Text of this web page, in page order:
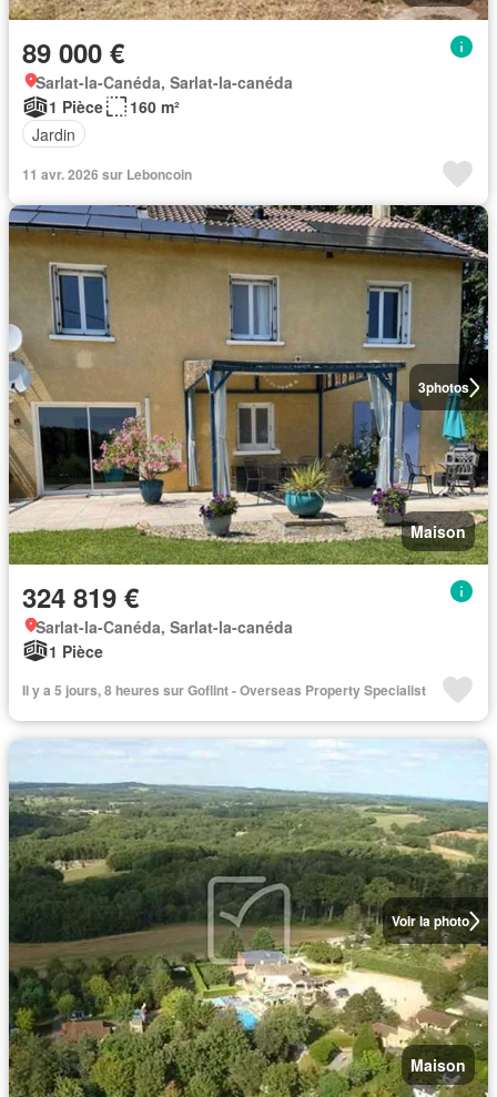
89 000 €
Sarlat-la-Canéda, Sarlat-la-canéda
1 Pièce
160 m²
Jardin
11 avr. 2026 sur Leboncoin
3photos
Maison
324 819 €
Sarlat-la-Canéda, Sarlat-la-canéda
1 Pièce
Il y a 5 jours, 8 heures sur Goflint - Overseas Property Specialist
Voir la photo
Maison